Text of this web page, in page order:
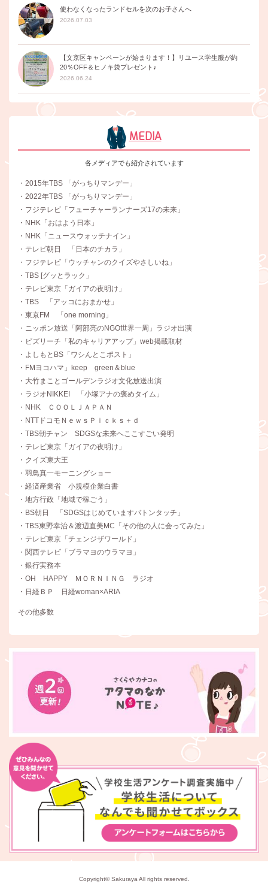
使わなくなったランドセルを次のお子さんへ
2026.07.03
【文京区キャンペーンが始まります！】リユース学生服が約
20％OFF＆ヒノキ袋プレゼント♪
2026.06.24
MEDIA
各メディアでも紹介されています
・2015年TBS 「がっちりマンデー」
・2022年TBS 「がっちりマンデー」
・フジテレビ「フューチャーランナーズ17の未来」
・NHK「おはよう日本」
・NHK「ニュースウォッチナイン」
・テレビ朝日 「日本のチカラ」
・フジテレビ「ウッチャンのクイズやさしいね」
・TBS [グッとラック」
・テレビ東京「ガイアの夜明け」
・TBS 「アッコにおまかせ」
・東京FM 「one morning」
・ニッポン放送「阿部亮のNGO世界一周」ラジオ出演
・ビズリーチ「私のキャリアアップ」web掲載取材
・よしもとBS「ワシんとこポスト」
・FMヨコハマ」keep green＆blue
・大竹まことゴールデンラジオ文化放送出演
・ラジオNIKKEI 「小塚アナの褒めタイム」
・NHK ＣＯＯＬＪＡＰＡＮ
・NTTドコモＮｅｗｓＰｉｃｋｓ＋ｄ
・TBS朝チャン SDGSな未来へここすごい発明
・テレビ東京「ガイアの夜明け」
・クイズ東大王
・羽鳥真一モーニングショー
・経済産業省 小規模企業白書
・地方行政「地域で稼ごう」
・BS朝日 「SDGSはじめていますバトンタッチ」
・TBS東野幸治＆渡辺直美MC「その他の人に会ってみた」
・テレビ東京「チェンジザワールド」
・関西テレビ「ブラマヨのウラマヨ」
・銀行実務本
・OH HAPPY ＭＯＲＮＩＮＧ ラジオ
・日経ＢＰ 日経woman×ARIA
その他多数
Copyright© Sakuraya All rights reserved.